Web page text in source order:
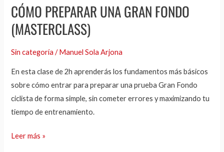
CÓMO PREPARAR UNA GRAN FONDO
(MASTERCLASS)
Sin categoría /Manuel Sola Arjona
En esta clase de 2h aprenderás los fundamentos más básicos
sobre cómo entrar para preparar una prueba Gran Fondo
ciclista de forma simple, sin cometer errores y maximizando tu
tiempo de entrenamiento.
Leer más »